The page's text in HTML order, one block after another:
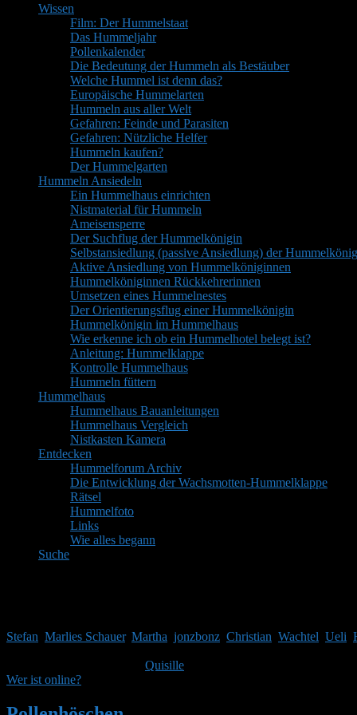
Wissen
Film: Der Hummelstaat
Das Hummeljahr
Pollenkalender
Die Bedeutung der Hummeln als Bestäuber
Welche Hummel ist denn das?
Europäische Hummelarten
Hummeln aus aller Welt
Gefahren: Feinde und Parasiten
Gefahren: Nützliche Helfer
Hummeln kaufen?
Der Hummelgarten
Hummeln Ansiedeln
Ein Hummelhaus einrichten
Nistmaterial für Hummeln
Ameisensperre
Der Suchflug der Hummelkönigin
Selbstansiedlung (passive Ansiedlung) der
Aktive Ansiedlung von Hummelköniginnen
Hummelköniginnen Rückkehrerinnen
Umsetzen eines Hummelnestes
Der Orientierungsflug einer Hummelkönigin
Hummelkönigin im Hummelhaus
Wie erkenne ich ob ein Hummelhotel belegt ist?
Anleitung: Hummelklappe
Kontrolle Hummelhaus
Hummeln füttern
Hummelhaus
Hummelhaus Bauanleitungen
Hummelhaus Vergleich
Nistkasten Kamera
Entdecken
Hummelforum Archiv
Die Entwicklung der Wachsmotten-Hummelklappe
Rätsel
Hummelfoto
Links
Wie alles begann
Suche
Stefan Marlies Schauer, Martha jonzbonz Christian Wachtel Ueli
Quisille
Wer ist online?